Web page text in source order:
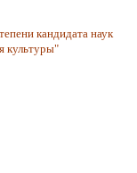
кандидата наук
культуры"